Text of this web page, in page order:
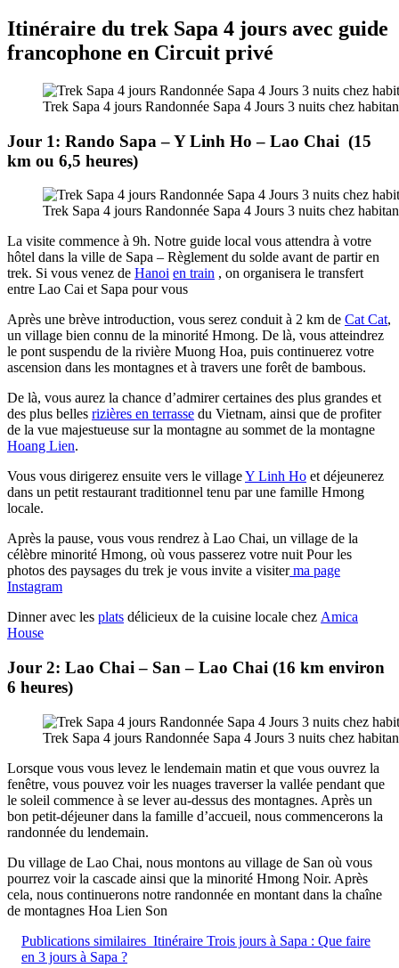
Itinéraire du trek Sapa 4 jours avec guide
francophone en Circuit privé
Trek Sapa 4 jours Randonnée Sapa 4 Jours 3 nuits chez
Jour 1: Rando Sapa – Y Linh Ho – Lao Chai (15
km ou 6,5 heures)
Trek Sapa 4 jours Randonnée Sapa 4 Jours 3 nuits chez
La visite commence à 9h. Notre guide local vous attendra à votre
hôtel dans la ville de Sapa – Règlement du solde avant de partir en
trek. Si vous venez de Hanoi en train , on organisera le transfert
entre Lao Cai et Sapa pour vous
Après une brève introduction, vous serez conduit à 2 km de Cat Cat,
un village bien connu de la minorité Hmong. De là, vous atteindrez
le pont suspendu de la rivière Muong Hoa, puis continuerez votre
ascension dans les montagnes et à travers une forêt de bambous.
De là, vous aurez la chance d’admirer certaines des plus grandes et
des plus belles rizières en terrasse du Vietnam, ainsi que de profiter
de la vue majestueuse sur la montagne au sommet de la montagne
Hoang Lien.
Vous vous dirigerez ensuite vers le villageY Linh Ho et déjeunerez
dans un petit restaurant traditionnel tenu par une famille Hmong
locale.
Après la pause, vous vous rendrez à Lao Chai, un village de la
célèbre minorité Hmong, où vous passerez votre nuit Pour les
photos des paysages du trek je vous invite a visiterma page
Instagram
Dinner avec les plats délicieux de la cuisine locale chez Amica
House
Jour 2: Lao Chai – San – Lao Chai (16 km environ
6 heures)
Trek Sapa 4 jours Randonnée Sapa 4 Jours 3 nuits chez
Lorsque vous vous levez le lendemain matin et que vous ouvrez la
fenêtre, vous pouvez voir les nuages traverser la vallée pendant que
le soleil commence à se lever au-dessus des montagnes. Après un
bon petit-déjeuner dans la famille d’accueil, nous commencerons la
randonnée du lendemain.
Du village de Lao Chai, nous montons au village de San où vous
pourrez voir la cascade ainsi que la minorité Hmong Noir. Après
cela, nous continuerons notre randonnée en montant dans la chaîne
de montagnes Hoa Lien Son
Publications similaires Itinéraire Trois jours à Sapa : Que faire
en 3 jours à Sapa ?